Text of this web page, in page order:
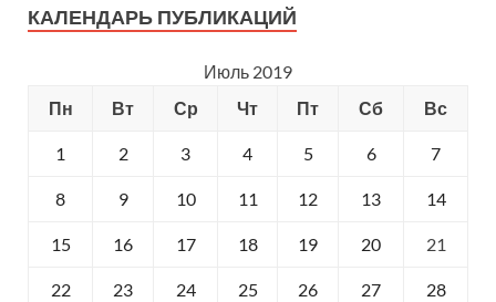
КАЛЕНДАРЬ ПУБЛИКАЦИЙ
Июль 2019
Пн
Вт Ср Чт Пт Сб Вс
1 2 3 4 5 6 7
8 9 10 11 12 13 14
15 16 17 18 19 20 21
22 23 24 25 26 27 28